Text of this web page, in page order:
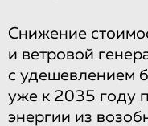
Снижение
и ветровой
с удешевлением
уже к 2035 году
энергии из